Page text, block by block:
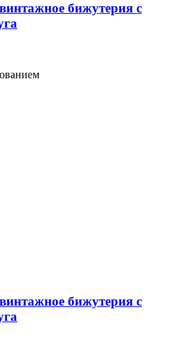
бижутерия с
бижутерия с